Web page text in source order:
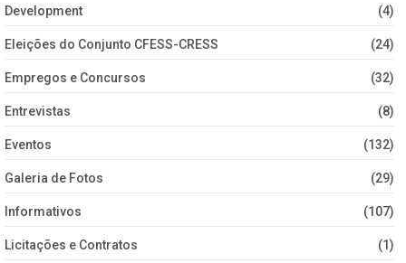
Development (4)
Eleições do Conjunto CFESS-CRESS (24)
Empregos e Concursos (32)
Entrevistas (8)
Eventos (132)
Galeria de Fotos (29)
Informativos (107)
Licitações e Contratos (1)